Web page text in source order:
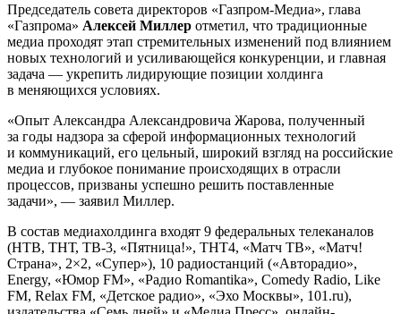
Председатель совета директоров «Газпром-Медиа», глава
«Газпрома» Алексей Миллер отметил, что традиционные
медиа проходят этап стремительных изменений под влиянием
новых технологий и усиливающейся конкуренции, и главная
задача — укрепить лидирующие позиции холдинга
в меняющихся условиях.
«Опыт Александра Александровича Жарова, полученный
за годы надзора за сферой информационных технологий
и коммуникаций, его цельный, широкий взгляд на российские
медиа и глубокое понимание происходящих в отрасли
процессов, призваны успешно решить поставленные
задачи», — заявил Миллер.
В состав медиахолдинга входят 9 федеральных телеканалов
(НТВ, ТНТ, ТВ-3, «Пятница!», ТНТ4, «Матч ТВ», «Матч!
Страна», 2×2, «Супер»), 10 радиостанций («Авторадио»,
Energy, «Юмор FM», «Радио Romantika», Comedy Radio, Like
FM, Relax FM, «Детское радио», «Эхо Москвы», 101.ru),